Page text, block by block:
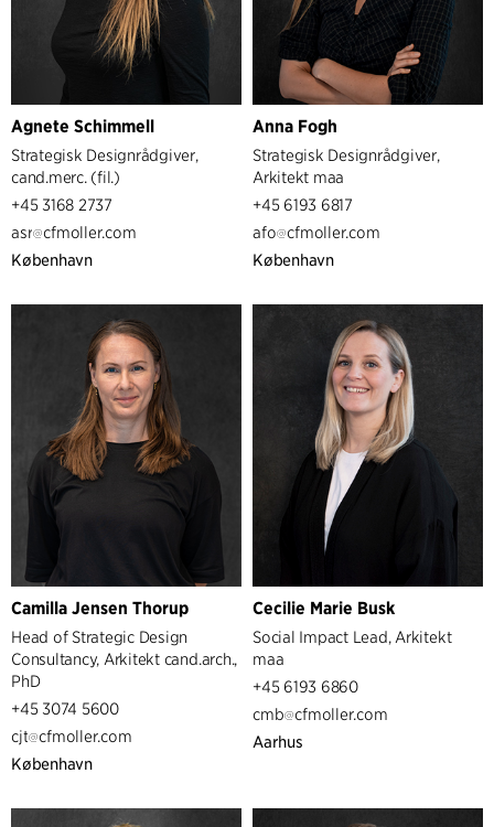
Agnete Schimmell
Strategisk Designrådgiver,
cand.merc. (fil.)
+45 3168 2737
asr
cfmoller.com
København
Anna Fogh
Strategisk Designrådgiver,
Arkitekt maa
+45 6193 6817
afo
cfmoller.com
København
Camilla Jensen Thorup
Head of Strategic Design
Consultancy, Arkitekt cand.arch.,
PhD
+45 3074 5600
cjt
cfmoller.com
København
Cecilie Marie Busk
Social Impact Lead, Arkitekt
maa
+45 6193 6860
cmb
cfmoller.com
Aarhus